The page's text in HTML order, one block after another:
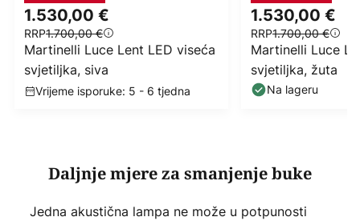
1.530,00 €
RRP1.700,00 €
Martinelli Luce Lent LED viseća
svjetiljka, siva
Vrijeme isporuke: 5 - 6 tjedna
1.530,00 €
RRP1.700,00 €
Martinelli Luce
svjetiljka, žuta
Na lageru
Daljnje mjere za smanjenje buke
Jedna akustična lampa ne može u potpunosti